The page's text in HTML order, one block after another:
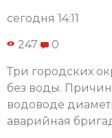
сегодня 14:11
247 0
Три городских
без воды.
водоводе
аварийная